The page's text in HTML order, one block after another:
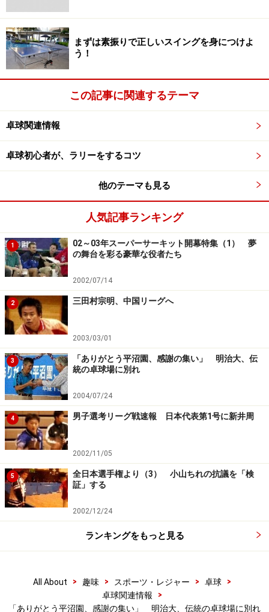
まずは素振りで正しいスイングを身につけよ
う！
この記事に関連するテーマ
卓球関連情報
卓球初心者が、ラリーをするコツ
他のテーマも見る
人気記事ランキング
1
02～03年スーパーサーキット開幕特集（1） 夢
の舞台を彩る豪華な役者たち
2002/07/14
2 三田村宗明、中国リーグへ
2003/03/01
3
「ありがとう平沼園、感謝の集い」 明治大、伝
統の卓球場に別れ
2004/07/24
4 男子選考リーグ戦速報 日本代表第1号に新井周
2002/11/05
5
全日本選手権より（3） 小山ちれの抗議を「検
証」する
2002/12/24
ランキングをもっと見る
All About > 趣味 > スポーツ・レジャー > 卓球
>
卓球関連情報
>
「ありがとう平沼園、感謝の集い」 明治大、伝統の卓球場に別れ